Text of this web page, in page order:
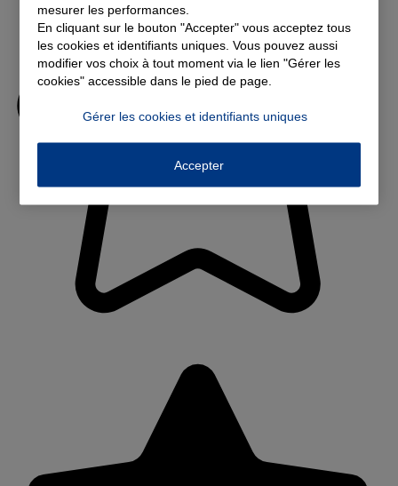
mesurer les performances.
En cliquant sur le bouton "Accepter" vous acceptez tous
les cookies et identifiants uniques. Vous pouvez aussi
modifier vos choix à tout moment via le lien "Gérer les
cookies" accessible dans le pied de page.
Gérer les cookies et identifiants uniques
Accepter